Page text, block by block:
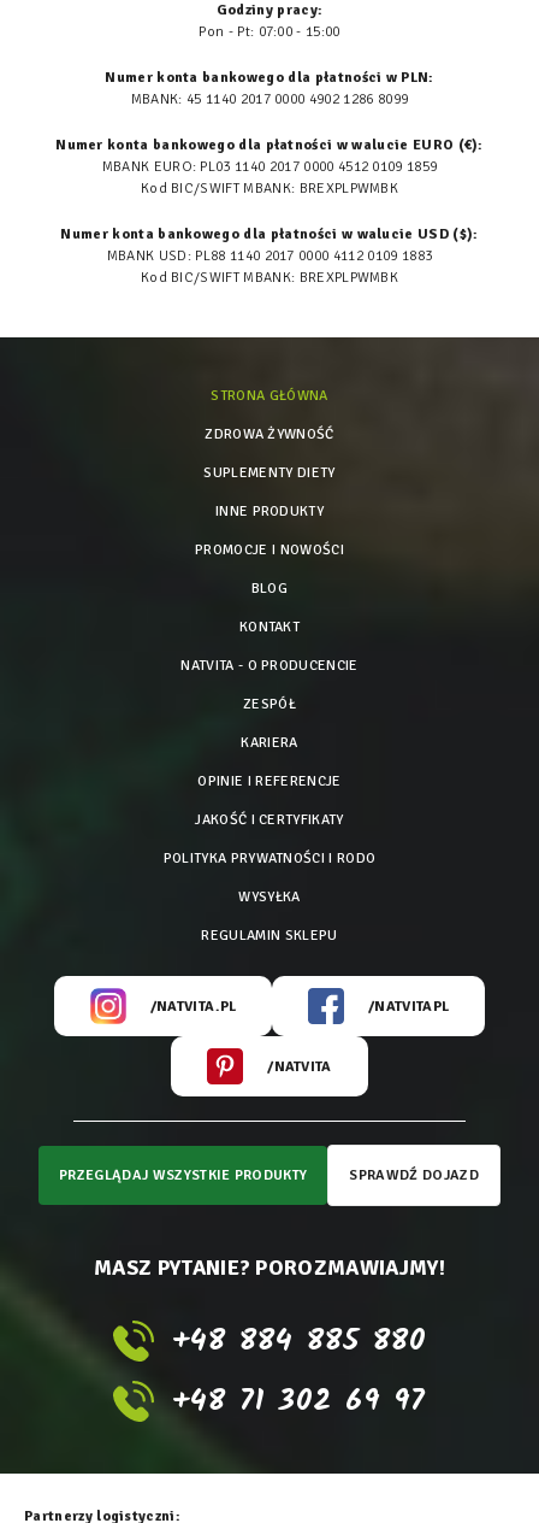
Godziny pracy:
Pon - Pt: 07:00 - 15:00
Numer konta bankowego dla płatności w PLN:
MBANK: 45 1140 2017 0000 4902 1286 8099
Numer konta bankowego dla płatności w walucie EURO (€):
MBANK EURO: PL03 1140 2017 0000 4512 0109 1859
Kod BIC/SWIFT MBANK: BREXPLPWMBK
Numer konta bankowego dla płatności w walucie USD ($):
MBANK USD: PL88 1140 2017 0000 4112 0109 1883
Kod BIC/SWIFT MBANK: BREXPLPWMBK
STRONA GŁÓWNA
ZDROWA ŻYWNOŚĆ
SUPLEMENTY DIETY
INNE PRODUKTY
PROMOCJE I NOWOŚCI
BLOG
KONTAKT
NATVITA - O PRODUCENCIE
ZESPÓŁ
KARIERA
OPINIE I REFERENCJE
JAKOŚĆ I CERTYFIKATY
POLITYKA PRYWATNOŚCI I RODO
WYSYŁKA
REGULAMIN SKLEPU
/NATVITA.PL /NATVITAPL
/NATVITA
PRZEGLĄDAJ WSZYSTKIE PRODUKTY SPRAWDŹ DOJAZD
MASZ PYTANIE? POROZMAWIAJMY!
+48 884 885 880
+48 71 302 69 97
Partnerzy logistyczni: